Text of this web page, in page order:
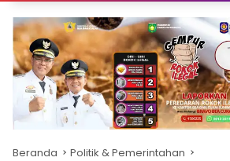
Beranda Politik & Pemerintahan